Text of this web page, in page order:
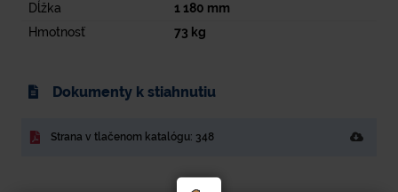
Dĺžka
1 180 mm
Hmotnosť
73 kg
Dokumenty k stiahnutiu
Strana v tlačenom katalógu: 348